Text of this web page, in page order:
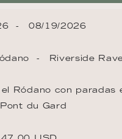
08/19/2026
Riverside
Ródano con paradas
du Gard